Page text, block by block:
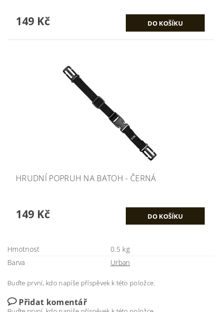
149 Kč
HRUDNÍ POPRUH NA BATOH - ČERNÁ
149 Kč
Hmotnost
0.5 kg
Barva
Urban
Buďte první, kdo napíše příspěvek k této položce.
Přidat komentář